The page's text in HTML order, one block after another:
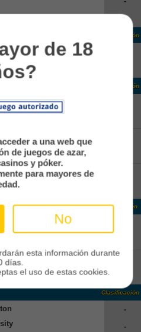
Clasificación
Clasificación
Clasificación
Clasificación
-
-
de 18
a una web que
de juegos de azar,
y póker.
para mayores de
No
esta información durante
días.
el uso de estas cookies.